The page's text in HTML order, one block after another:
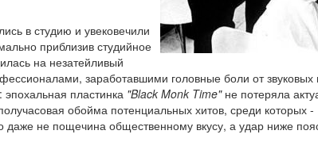
в студию и увековечили
приблизив студийное
на незатейливый
заработавшими головные боли от
пластинка "Black Monk Time"не потеряла
обойма потенциальных хитов, среди которых -
даже не пощечина общественному вкусу, а удар ниже